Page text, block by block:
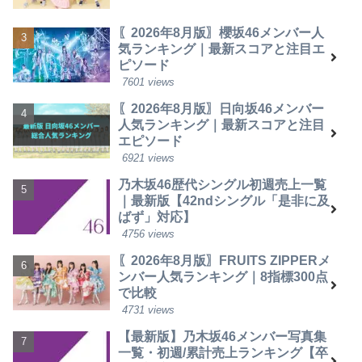
〖2026年8月版〗櫻坂46メンバー人
気ランキング｜最新スコアと注目エ
ピソード
7601 views
〖2026年8月版〗日向坂46メンバー
人気ランキング｜最新スコアと注目
エピソード
6921 views
乃木坂46歴代シングル初週売上一覧
｜最新版【42ndシングル「是非に及
ばず」対応】
4756 views
〖2026年8月版〗FRUITS ZIPPERメ
ンバー人気ランキング｜8指標300点
で比較
4731 views
【最新版】乃木坂46メンバー写真集
一覧・初週/累計売上ランキング【卒